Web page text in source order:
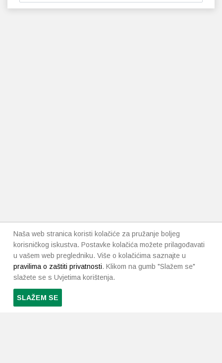
Naša web stranica koristi kolačiće za pružanje boljeg
korisničkog iskustva. Postavke kolačića možete prilagođavati
u vašem web pregledniku. Više o kolačićima saznajte u
pravilima o zaštiti privatnosti. Klikom na gumb "Slažem se"
slažete se s Uvjetima korištenja.
SLAŽEM SE